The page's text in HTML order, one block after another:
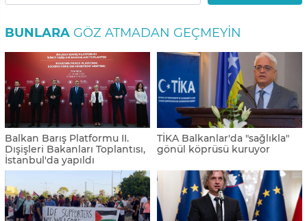
BUNLARA GÖZ ATMADAN GEÇMEYIN
Balkan Barış Platformu II.
Dışişleri Bakanları Toplantısı,
İstanbul'da yapıldı
TİKA Balkanlar'da "sağlıkla"
gönül köprüsü kuruyor